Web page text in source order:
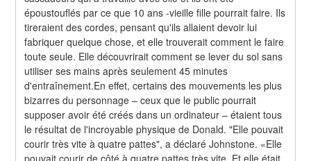
époustouflés par ce que 10 ans -vieille fille pourrait faire. Ils
tireraient des cordes, pensant qu'ils allaient devoir lui
fabriquer quelque chose, et elle trouverait comment le faire
toute seule. Elle découvrirait comment se lever du sol sans
utiliser ses mains après seulement 45 minutes
d'entraînement.En effet, certains des mouvements les plus
bizarres du personnage – ceux que le public pourrait
supposer avoir été créés dans un ordinateur – étaient tous
le résultat de l'incroyable physique de Donald. "Elle pouvait
courir très vite à quatre pattes", a déclaré Johnstone. «Elle
pouvait courir de côté à quatre pattes très vite. Et elle était